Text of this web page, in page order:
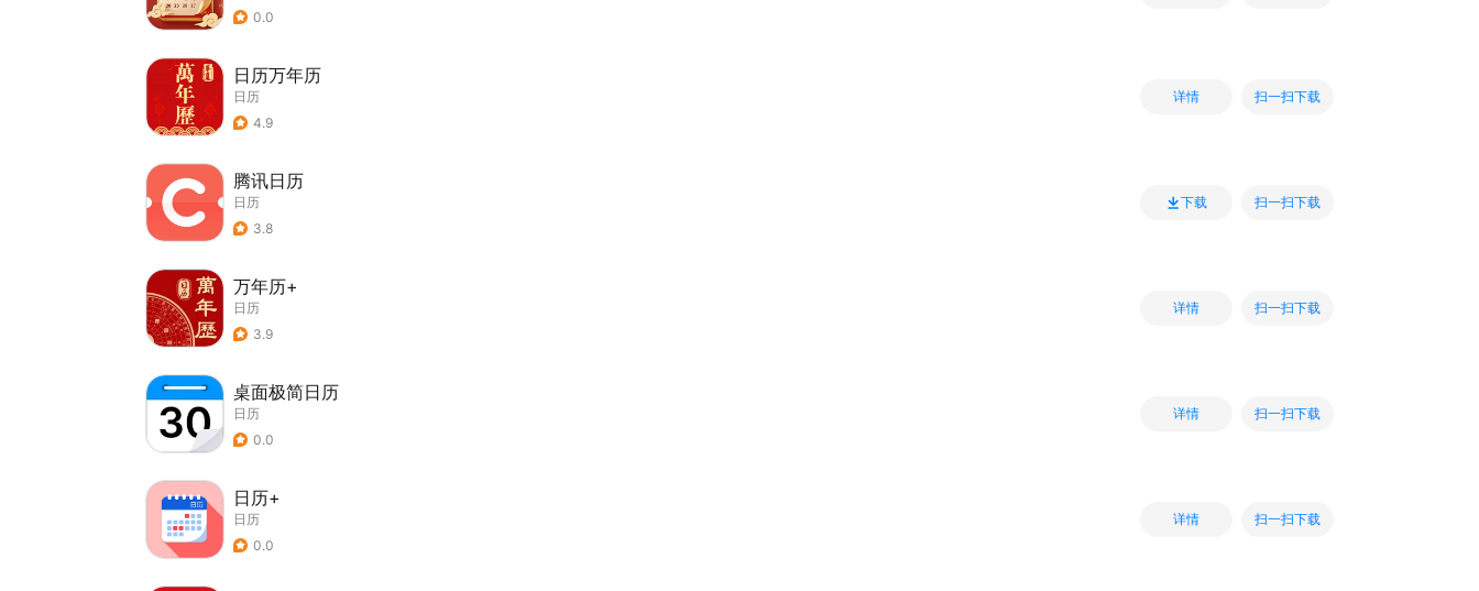
0.0
日历万年历
日历
4.9
详情 扫一扫下载
腾讯日历
日历
3.8
下载 扫一扫下载
万年历+
日历
3.9
详情 扫一扫下载
桌面极简日历
日历
0.0
详情 扫一扫下载
日历+
日历
0.0
详情 扫一扫下载